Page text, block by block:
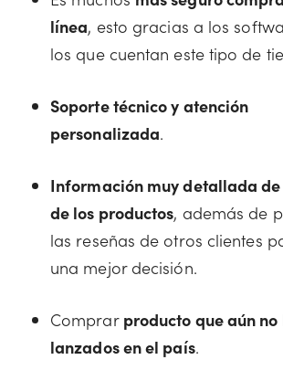
línea, esto gracias a los
los que cuentan este tipo de
Soporte técnico y atención
personalizada.
Información muy detallada
de los productos, además de
las reseñas de otros clientes
una mejor decisión.
Comprar producto que aún no
lanzados en el país.